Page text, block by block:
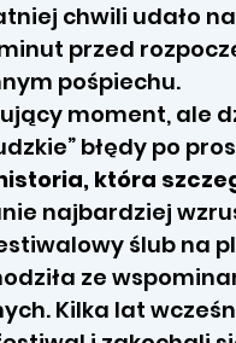
chwili udało
przed
pośpiechu.
moment, ale
błędy po
która
najbardziej
ślub na
ze
Kilka lat